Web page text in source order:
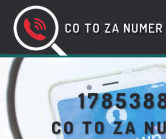
CO TO ZA NUMER
CO TO ZA